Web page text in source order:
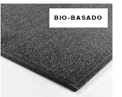
BIO-BASADO